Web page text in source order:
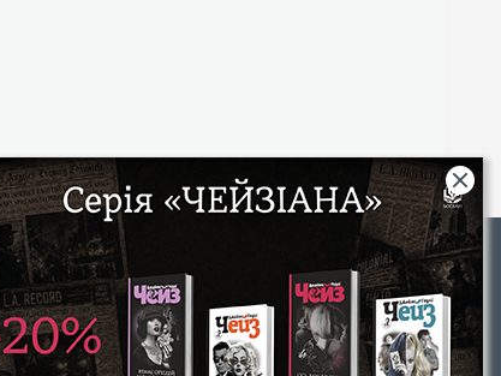
|
Інтернет-магазин «Видавництво Богдан»:
46018, м. Тернопіль, А/С 529